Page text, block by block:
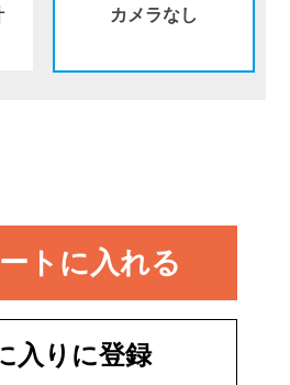
カメラなし
入りに登録